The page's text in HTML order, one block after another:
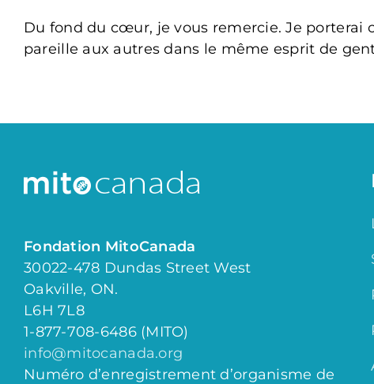
Du fond du cœur, je vous remercie. Je porterai
pareille aux autres dans le même esprit de
Fondation MitoCanada
30022-478 Dundas Street West
Oakville, ON.
L6H 7L8
1-877-708-6486 (MITO)
info@mitocanada.org
Numéro d’enregistrement d’organisme de